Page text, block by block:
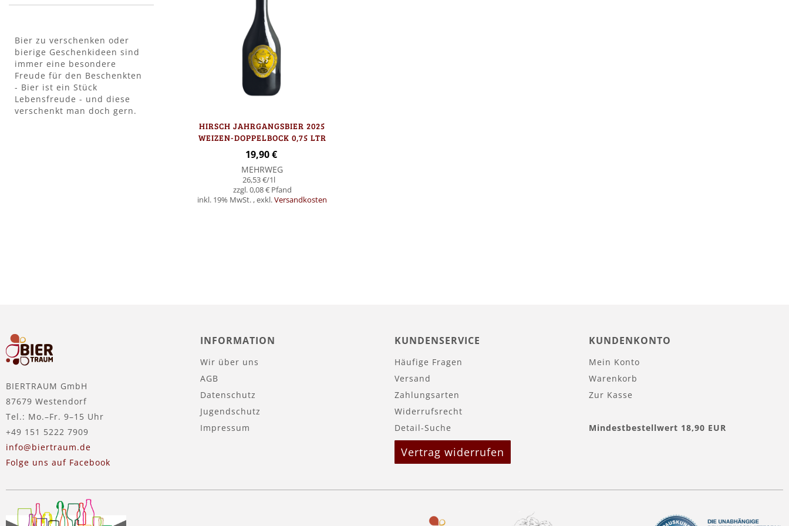
HIRSCH JAHRGANGSBIER 2025
WEIZEN-DOPPELBOCK 0,75 LTR
19,90 €
MEHRWEG
26,53 €/1l
0,08 €
inkl. 19% MwSt.,exkl.Versandkosten
Bier zu verschenken oder
bierige Geschenkideen sind
immer eine besondere
Freude für den Beschenkten
- Bier ist ein Stück
Lebensfreude - und diese
verschenkt man doch gern.
BIERTRAUM GmbH
87679 Westendorf
Tel.: Mo.–Fr. 9–15 Uhr
+49 151 5222 7909
info@biertraum.de
Folge uns auf Facebook
INFORMATION
Wir über uns
AGB
Datenschutz
Jugendschutz
Impressum
KUNDENSERVICE
Häufige Fragen
Versand
Zahlungsarten
Widerrufsrecht
Detail-Suche
Vertrag widerrufen
KUNDENKONTO
Mein Konto
Warenkorb
Zur Kasse
Mindestbestellwert 18,90 EUR